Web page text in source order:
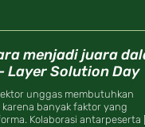
menjadi juara
Layer Solution Day
unggas membutuhkan
banyak faktor yang
Kolaborasi antarpeserta